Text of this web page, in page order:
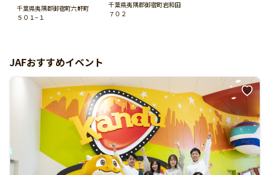
千葉県夷隅郡御宿町六軒町
５０１−１
千葉県夷隅郡御宿町岩和田
７０２
JAFおすすめイベント